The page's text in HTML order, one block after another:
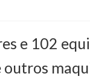
e 102